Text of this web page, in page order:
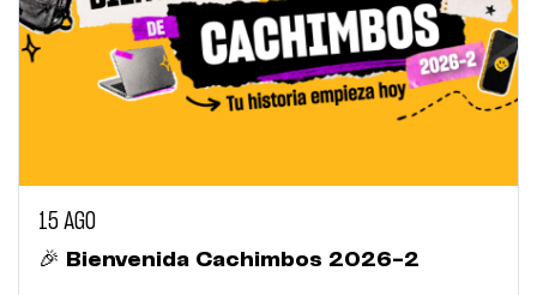
15 AGO
🎉 Bienvenida Cachimbos 2026-2